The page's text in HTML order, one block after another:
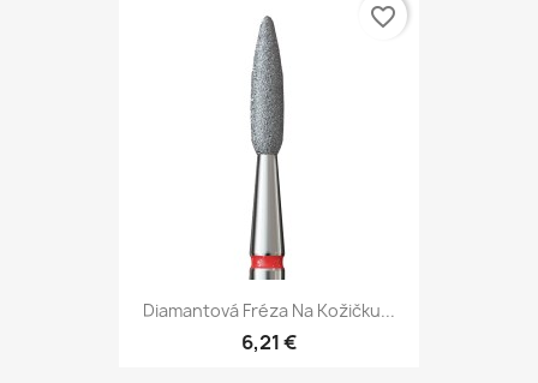
Diamantová Fréza Na Kožičku...
6,21 €
favorite_border